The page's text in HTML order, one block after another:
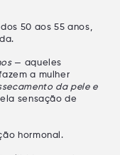
50 aos 55 anos,
.
— aqueles
a mulher
da pele e
sensação de
hormonal.